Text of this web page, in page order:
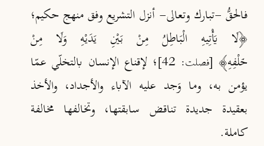
فالحقُّ -تبارك وتعالى- أنزل التشريع وفق منهج حكيم؛
﴿لَا يَأْتِيهِ الْبَاطِلُ مِنْ بَيْنِ يَدَيْهِ وَلَا مِنْ
خَلْفِهِ﴾ [فصلت: 42]
؛ لإقناع الإنسان بالتخلّي عمّا
يؤمن به، وما وَجد عليه الآباء والأجداد، والأخذ
بعقيدة جديدة تناقض سابقتها، وتخالفها مخالفة
كاملة.